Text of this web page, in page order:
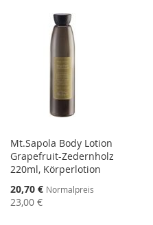
Mt.Sapola Body Lotion
Grapefruit-Zedernholz
220ml, Körperlotion
Sonderangebot
20,70 € Normalpreis
23,00 €